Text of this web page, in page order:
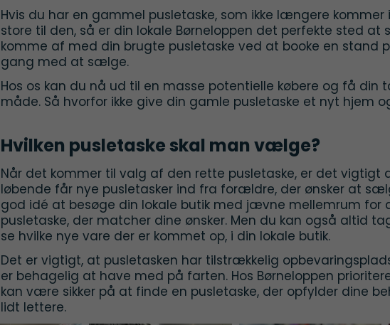
Hvis du har en gammel pusletaske, som ikke længere
store til den, så er din lokale Børneloppen det perfekte sted at
komme af med din brugte pusletaske ved at booke en stand
gang med at sælge.
Hos os kan du nå ud til en masse potentielle købere og få din
måde. Så hvorfor ikke give din gamle pusletaske et nyt hjem
Hvilken pusletaske skal man vælge?
Når det kommer til valg af den rette pusletaske, er det vigtigt
løbende får nye pusletasker ind fra forældre, der ønsker at
god idé at besøge din lokale butik med jævne mellemrum for
pusletaske, der matcher dine ønsker. Men du kan også altid
se hvilke nye vare der er kommet op, i din lokale butik.
Det er vigtigt, at pusletasken har tilstrækkelig
er behagelig at have med på farten. Hos Børneloppen
kan være sikker på at finde en pusletaske, der opfylder dine
lidt lettere.